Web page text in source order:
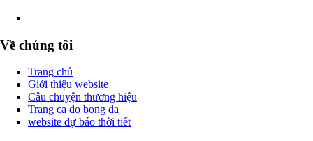
Về chúng tôi
Trang chủ
Giới thiệu website
Câu chuyện thương hiệu
Trang ca do bong da
website dự báo thời tiết